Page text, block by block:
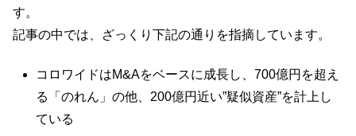
す。
記事の中では、ざっくり下記の通りを指摘しています。
コロワイドはM&Aをベースに成長し、700億円を超え
る「のれん」の他、200億円近い”疑似資産”を計上し
ている